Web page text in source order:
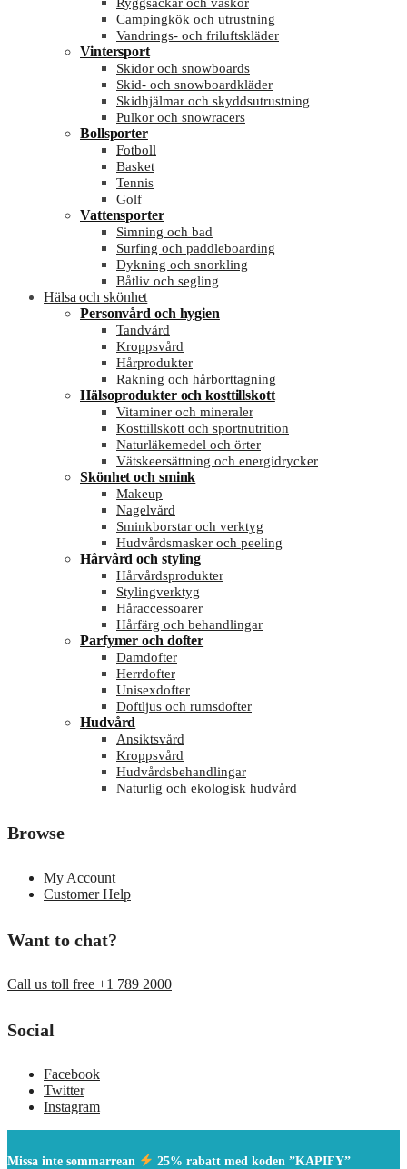
Campingkök och utrustning
Vandrings- och friluftskläder
Vintersport
Skidor och snowboards
Skid- och snowboardkläder
Skidhjälmar och skyddsutrustning
Pulkor och snowracers
Bollsporter
Fotboll
Basket
Tennis
Golf
Vattensporter
Simning och bad
Surfing och paddleboarding
Dykning och snorkling
Båtliv och segling
Hälsa och skönhet
Personvård och hygien
Tandvård
Kroppsvård
Hårprodukter
Rakning och hårborttagning
Hälsoprodukter och kosttillskott
Vitaminer och mineraler
Kosttillskott och sportnutrition
Naturläkemedel och örter
Vätskeersättning och energidrycker
Skönhet och smink
Makeup
Nagelvård
Sminkborstar och verktyg
Hudvårdsmasker och peeling
Hårvård och styling
Hårvårdsprodukter
Stylingverktyg
Håraccessoarer
Hårfärg och behandlingar
Parfymer och dofter
Damdofter
Herrdofter
Unisexdofter
Doftljus och rumsdofter
Hudvård
Ansiktsvård
Kroppsvård
Hudvårdsbehandlingar
Naturlig och ekologisk hudvård
Browse
My Account
Customer Help
Want to chat?
Call us toll free +1 789 2000
Social
Facebook
Twitter
Instagram
Missa inte sommarrean 25% rabatt med koden ”KAPIFY”